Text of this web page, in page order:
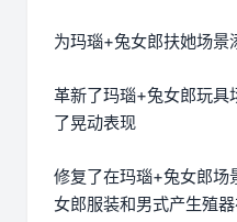
为玛瑙+兔女郎扶她场景
革新了玛瑙+兔女郎玩具
了晃动表现
修复了在玛瑙+兔女郎场
女郎服装和男式产生殖